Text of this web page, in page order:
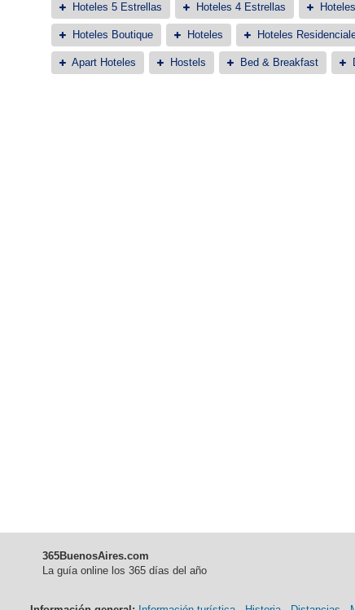
Hoteles 5 Estrellas Hoteles 4 Estrellas
Hoteles Boutique Hoteles Hoteles
Apart Hoteles Hostels Bed & Breakfast
365BuenosAires.com
La guía online los 365 días del año